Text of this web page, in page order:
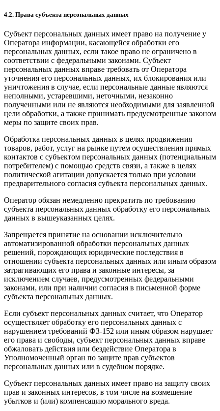
4.2. Права субъекта персональных данных
Субъект персональных данных имеет право на получение у
Оператора информации, касающейся обработки его
персональных данных, если такое право не ограничено в
соответствии с федеральными законами. Субъект
персональных данных вправе требовать от Оператора
уточнения его персональных данных, их блокирования или
уничтожения в случае, если персональные данные являются
неполными, устаревшими, неточными, незаконно
полученными или не являются необходимыми для заявленной
цели обработки, а также принимать предусмотренные законом
меры по защите своих прав.
Обработка персональных данных в целях продвижения
товаров, работ, услуг на рынке путем осуществления прямых
контактов с субъектом персональных данных (потенциальным
потребителем) с помощью средств связи, а также в целях
политической агитации допускается только при условии
предварительного согласия субъекта персональных данных.
Оператор обязан немедленно прекратить по требованию
субъекта персональных данных обработку его персональных
данных в вышеуказанных целях.
Запрещается принятие на основании исключительно
автоматизированной обработки персональных данных
решений, порождающих юридические последствия в
отношении субъекта персональных данных или иным образом
затрагивающих его права и законные интересы, за
исключением случаев, предусмотренных федеральными
законами, или при наличии согласия в письменной форме
субъекта персональных данных.
Если субъект персональных данных считает, что Оператор
осуществляет обработку его персональных данных с
нарушением требований ФЗ-152 или иным образом нарушает
его права и свободы, субъект персональных данных вправе
обжаловать действия или бездействие Оператора в
Уполномоченный орган по защите прав субъектов
персональных данных или в судебном порядке.
Субъект персональных данных имеет право на защиту своих
прав и законных интересов, в том числе на возмещение
убытков и (или) компенсацию морального вреда.